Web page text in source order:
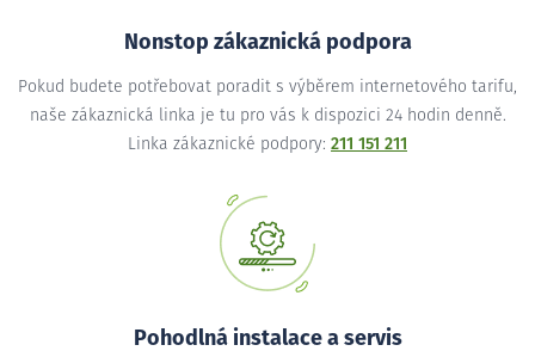
Nonstop zákaznická podpora
Pokud budete potřebovat poradit s výběrem internetového tarifu,
naše zákaznická linka je tu pro vás k dispozici 24 hodin denně.
Linka zákaznické podpory: 211 151 211
Pohodlná instalace a servis